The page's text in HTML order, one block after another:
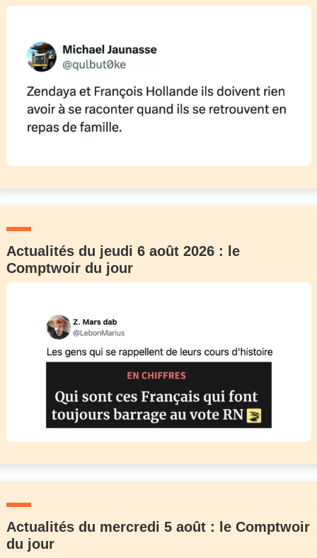
Actualités du jeudi 6 août 2026 : le
Comptwoir du jour
Actualités du mercredi 5 août : le Comptwoir
du jour